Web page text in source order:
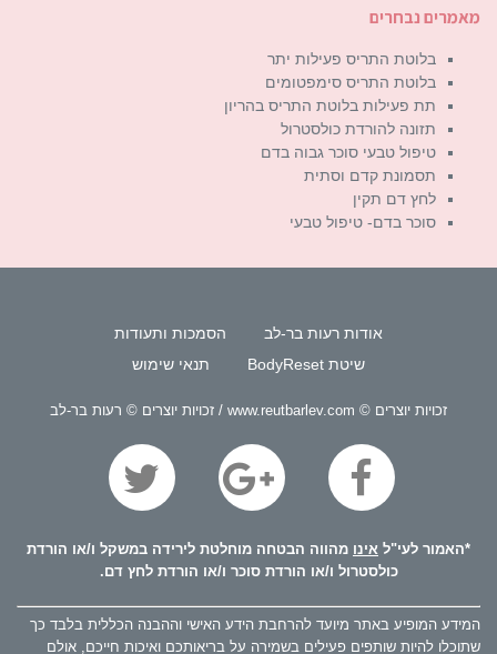
מאמרים נבחרים
בלוטת התריס פעילות יתר
בלוטת התריס סימפטומים
תת פעילות בלוטת התריס בהריון
תזונה להורדת כולסטרול
טיפול טבעי סוכר גבוה בדם
תסמונת קדם וסתית
לחץ דם תקין
סוכר בדם- טיפול טבעי
אודות רעות בר-לב
הסמכות ותעודות
שיטת BodyReset
תנאי שימוש
זכויות יוצרים © www.reutbarlev.com / זכויות יוצרים © רעות בר-לב
*האמור לעי"ל אינו מהווה הבטחה מוחלטת לירידה במשקל ו/או הורדת
כולסטרול ו/או הורדת סוכר ו/או הורדת לחץ דם.
המידע המופיע באתר מיועד להרחבת הידע האישי וההבנה הכללית בלבד כך
שתוכלו להיות שותפים פעילים בשמירה על בריאותכם ואיכות חייכם, אולם